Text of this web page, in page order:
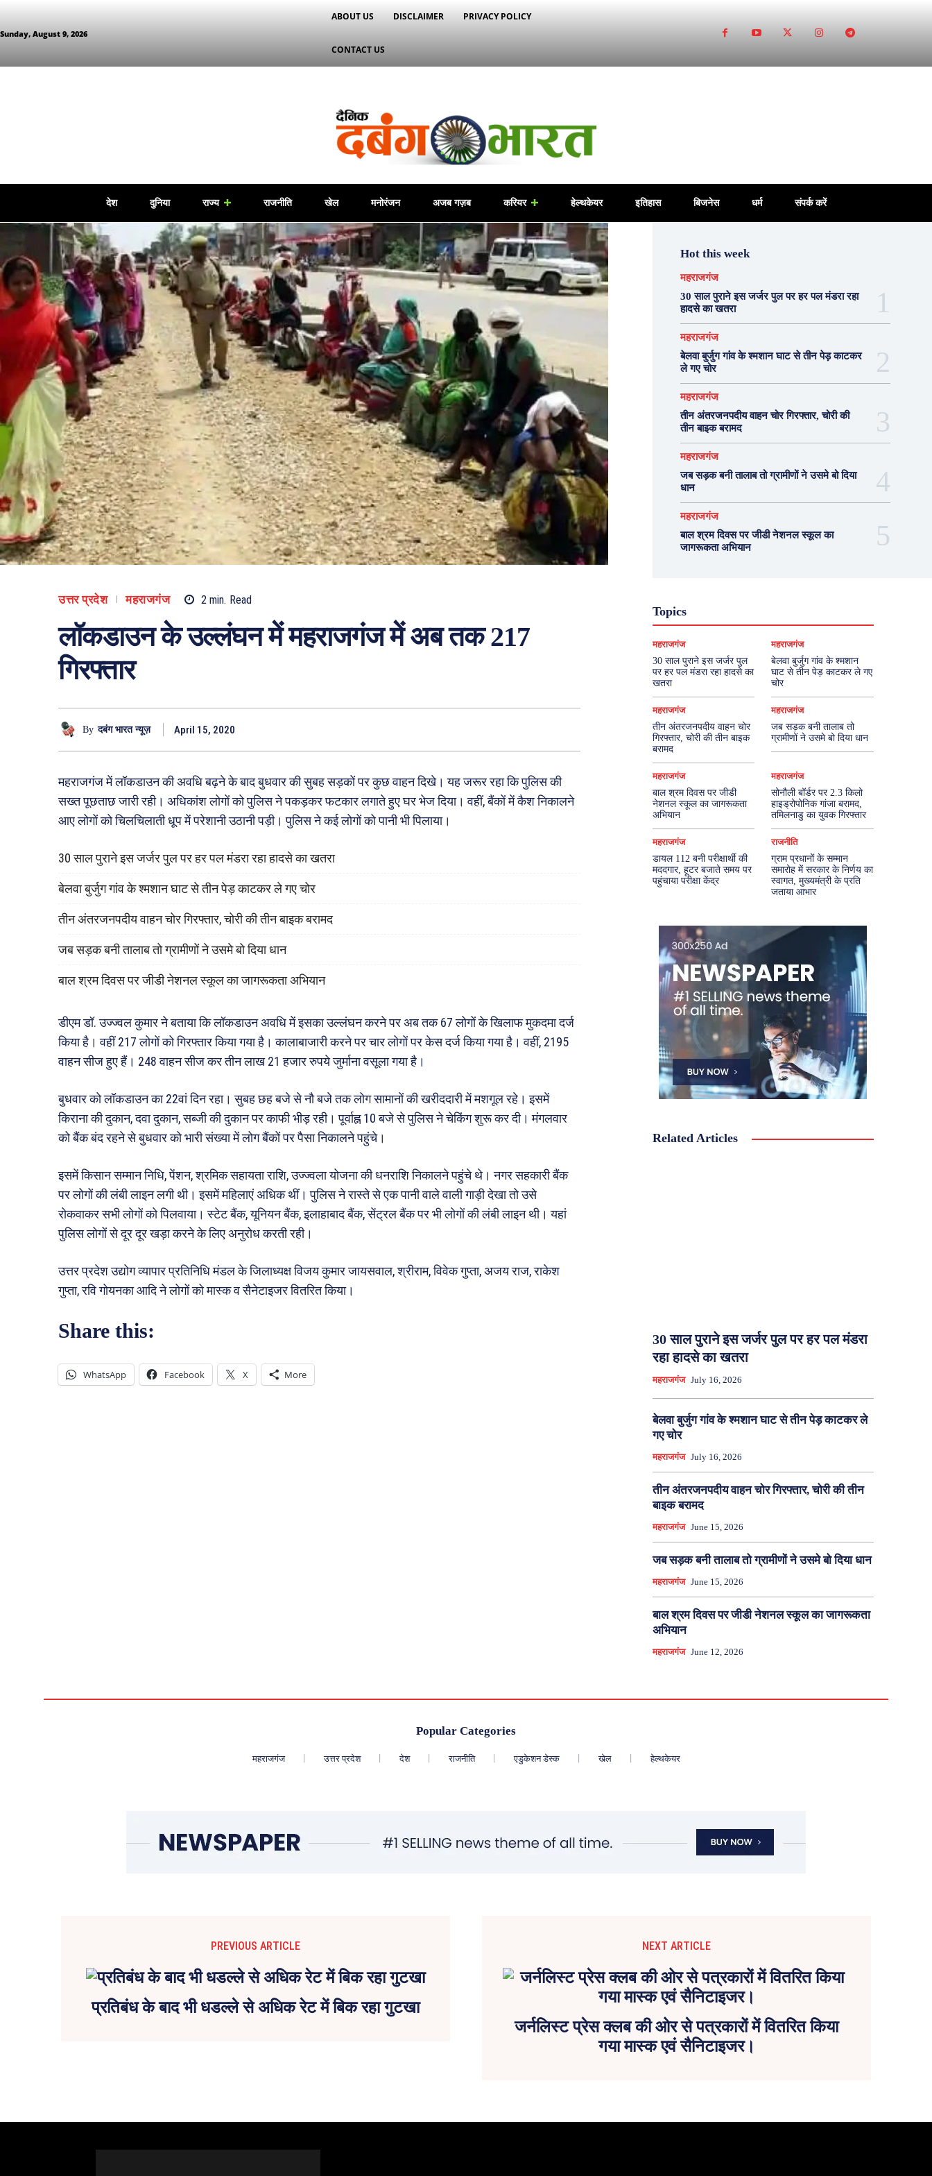
Sunday, August 9, 2026
ABOUT US DISCLAIMER PRIVACY POLICY
CONTACT US
देश दुनिया राज्य राजनीति खेल मनोरंजन अजब गज़ब करियर हेल्थकेयर इतिहास बिजनेस धर्म संपर्क करें
उत्तर प्रदेश महराजगंज 2 min. Read
लॉकडाउन के उल्‍लंघन में महराजगंज में अब तक 217
गिरफ्तार
By दबंग भारत न्यूज़ April 15, 2020
महराजगंज में लॉकडाउन की अवधि बढ़ने के बाद बुधवार की सुबह सड़कों पर कुछ वाहन दिखे। यह जरूर रहा कि पुलिस की
सख्त पूछताछ जारी रही। अधिकांश लोगों को पुलिस ने पकड़कर फटकार लगाते हुए घर भेज दिया। वहीं, बैंकों में कैश निकालने
आए लोगों को चिलचिलाती धूप में परेशानी उठानी पड़ी। पुलिस ने कई लोगों को पानी भी पिलाया।
30 साल पुराने इस जर्जर पुल पर हर पल मंडरा रहा हादसे का खतरा
बेलवा बुर्जुग गांव के श्मशान घाट से तीन पेड़ काटकर ले गए चोर
तीन अंतरजनपदीय वाहन चोर गिरफ्तार, चोरी की तीन बाइक बरामद
जब सड़क बनी तालाब तो ग्रामीणों ने उसमे बो दिया धान
बाल श्रम दिवस पर जीडी नेशनल स्कूल का जागरूकता अभियान
डीएम डॉ. उज्ज्वल कुमार ने बताया कि लॉकडाउन अवधि में इसका उल्लंघन करने पर अब तक 67 लोगों के खिलाफ मुकदमा दर्ज
किया है। वहीं 217 लोगों को गिरफ्तार किया गया है। कालाबाजारी करने पर चार लोगों पर केस दर्ज किया गया है। वहीं, 2195
वाहन सीज हुए हैं। 248 वाहन सीज कर तीन लाख 21 हजार रुपये जुर्माना वसूला गया है।
बुधवार को लॉकडाउन का 22वां दिन रहा। सुबह छह बजे से नौ बजे तक लोग सामानों की खरीददारी में मशगूल रहे। इसमें
किराना की दुकान, दवा दुकान, सब्जी की दुकान पर काफी भीड़ रही। पूर्वाह्न 10 बजे से पुलिस ने चेकिंग शुरू कर दी। मंगलवार
को बैंक बंद रहने से बुधवार को भारी संख्या में लोग बैंकों पर पैसा निकालने पहुंचे।
इसमें किसान सम्मान निधि, पेंशन, श्रमिक सहायता राशि, उज्ज्वला योजना की धनराशि निकालने पहुंचे थे। नगर सहकारी बैंक
पर लोगों की लंबी लाइन लगी थी। इसमें महिलाएं अधिक थीं। पुलिस ने रास्ते से एक पानी वाले वाली गाड़ी देखा तो उसे
रोकवाकर सभी लोगों को पिलवाया। स्टेट बैंक, यूनियन बैंक, इलाहाबाद बैंक, सेंट्रल बैंक पर भी लोगों की लंबी लाइन थी। यहां
पुलिस लोगों से दूर दूर खड़ा करने के लिए अनुरोध करती रही।
उत्तर प्रदेश उद्योग व्यापार प्रतिनिधि मंडल के जिलाध्यक्ष विजय कुमार जायसवाल, श्रीराम, विवेक गुप्ता, अजय राज, राकेश
गुप्ता, रवि गोयनका आदि ने लोगों को मास्क व सैनेटाइजर वितरित किया।
Share this:
WhatsApp Facebook X More
Hot this week
महराजगंज
30 साल पुराने इस जर्जर पुल पर हर पल मंडरा रहा
हादसे का खतरा
महराजगंज
बेलवा बुर्जुग गांव के श्मशान घाट से तीन पेड़ काटकर
ले गए चोर
महराजगंज
तीन अंतरजनपदीय वाहन चोर गिरफ्तार, चोरी की
तीन बाइक बरामद
महराजगंज
जब सड़क बनी तालाब तो ग्रामीणों ने उसमे बो दिया
धान
महराजगंज
बाल श्रम दिवस पर जीडी नेशनल स्कूल का
जागरूकता अभियान
Topics
महराजगंज
30 साल पुराने इस जर्जर पुल
पर हर पल मंडरा रहा हादसे का
खतरा
महराजगंज
बेलवा बुर्जुग गांव के श्मशान
घाट से तीन पेड़ काटकर ले गए
चोर
महराजगंज
तीन अंतरजनपदीय वाहन चोर
गिरफ्तार, चोरी की तीन बाइक
बरामद
महराजगंज
जब सड़क बनी तालाब तो
ग्रामीणों ने उसमे बो दिया धान
महराजगंज
बाल श्रम दिवस पर जीडी
नेशनल स्कूल का जागरूकता
अभियान
महराजगंज
सोनौली बॉर्डर पर 2.3 किलो
हाइड्रोपोनिक गांजा बरामद,
तमिलनाडु का युवक गिरफ्तार
महराजगंज
डायल 112 बनी परीक्षार्थी की
मददगार, हूटर बजाते समय पर
पहुंचाया परीक्षा केंद्र
राजनीति
ग्राम प्रधानों के सम्मान
समारोह में सरकार के निर्णय का
स्वागत, मुख्यमंत्री के प्रति
जताया आभार
Related Articles
30 साल पुराने इस जर्जर पुल पर हर पल मंडरा
रहा हादसे का खतरा
महराजगंज July 16, 2026
बेलवा बुर्जुग गांव के श्मशान घाट से तीन पेड़ काटकर ले
गए चोर
महराजगंज July 16, 2026
तीन अंतरजनपदीय वाहन चोर गिरफ्तार, चोरी की तीन
बाइक बरामद
महराजगंज June 15, 2026
जब सड़क बनी तालाब तो ग्रामीणों ने उसमे बो दिया धान
महराजगंज June 15, 2026
बाल श्रम दिवस पर जीडी नेशनल स्कूल का जागरूकता
अभियान
महराजगंज June 12, 2026
Popular Categories
महराजगंज उत्तर प्रदेश देश राजनीति एडुकेशन डेस्क खेल हेल्थकेयर
PREVIOUS ARTICLE
प्रतिबंध के बाद भी धडल्ले से अधिक रेट में बिक रहा गुटखा
NEXT ARTICLE
जर्नलिस्ट प्रेस क्लब की ओर से पत्रकारों में वितरित किया
गया मास्क एवं सैनिटाइजर।